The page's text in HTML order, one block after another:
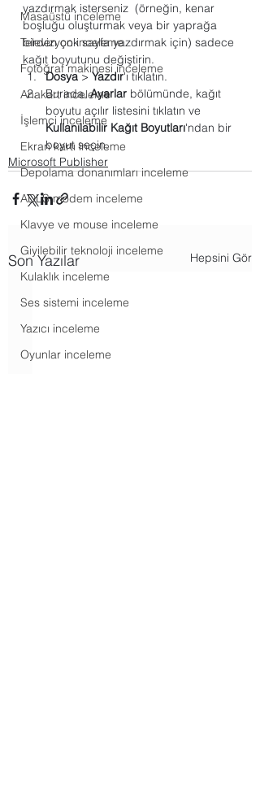
Masaüstü inceleme
Televizyon inceleme
Fotoğraf makinesi inceleme
Anakart inceleme
İşlemci inceleme
Ekran kartı inceleme
Depolama donanımları inceleme
ADLS modem inceleme
Klavye ve mouse inceleme
Giyilebilir teknoloji inceleme
Kulaklık inceleme
Ses sistemi inceleme
Yazıcı inceleme
Oyunlar inceleme
yazdırmak isterseniz  (örneğin, kenar
boşluğu oluşturmak veya bir yaprağa
birden çok sayfa yazdırmak için) sadece
kağıt boyutunu değiştirin.
Dosya > Yazdır'ı tıklatın.
Burada, Ayarlar bölümünde, kağıt
boyutu açılır listesini tıklatın ve
Kullanılabilir Kağıt Boyutları'ndan bir
boyut seçin.
Microsoft Publisher
Son Yazılar Hepsini Gör